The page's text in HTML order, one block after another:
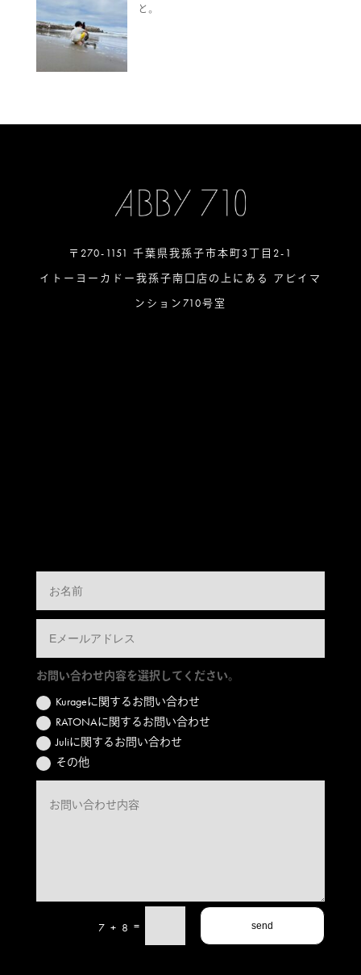
と。
〒270-1151 千葉県我孫子市本町3丁目2-1
イトーヨーカドー我孫子南口店の上にある アビイマ
ンション710号室
お問い合わせ内容を選択してください。
Kurageに関するお問い合わせ
RATONAに関するお問い合わせ
Juliに関するお問い合わせ
その他
7 + 8 = send